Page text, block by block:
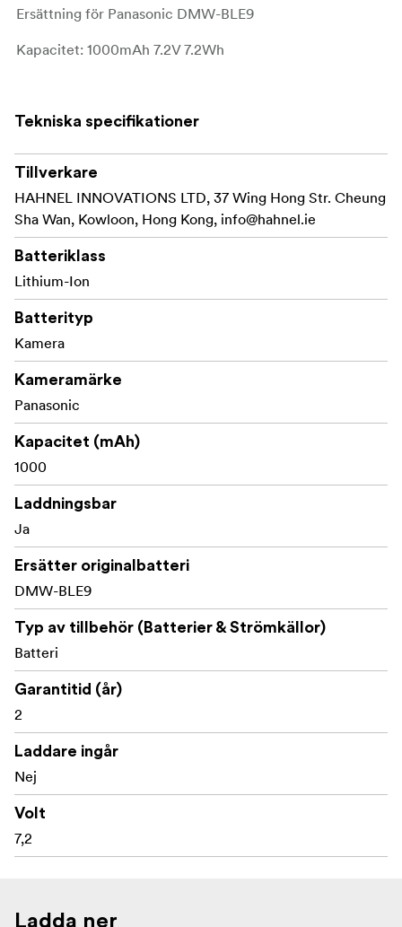
Ersättning för Panasonic DMW-BLE9
Kapacitet: 1000mAh 7.2V 7.2Wh
Tekniska specifikationer
Tillverkare
HAHNEL INNOVATIONS LTD, 37 Wing Hong Str. Cheung
Sha Wan, Kowloon, Hong Kong, info@hahnel.ie
Batteriklass
Lithium-Ion
Batterityp
Kamera
Kameramärke
Panasonic
Kapacitet (mAh)
1000
Laddningsbar
Ja
Ersätter originalbatteri
DMW-BLE9
Typ av tillbehör (Batterier & Strömkällor)
Batteri
Garantitid (år)
2
Laddare ingår
Nej
Volt
7,2
Ladda ner